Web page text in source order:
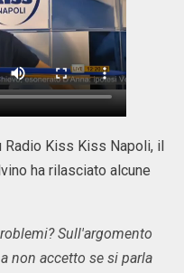
Radio Kiss Kiss Napoli, il
ha rilasciato alcune
Sull'argomento
non accetto se si parla